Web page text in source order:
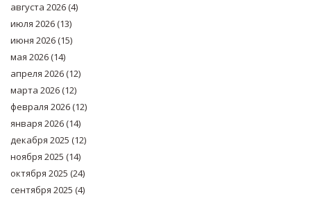
августа 2026(4)
июля 2026(13)
июня 2026(15)
мая 2026(14)
апреля 2026(12)
марта 2026(12)
февраля 2026(12)
января 2026(14)
декабря 2025 (12)
ноября 2025 (14)
октября 2025 (24)
сентября 2025 (4)